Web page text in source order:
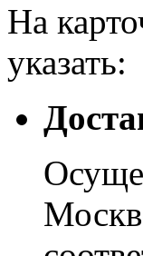
На
указать: